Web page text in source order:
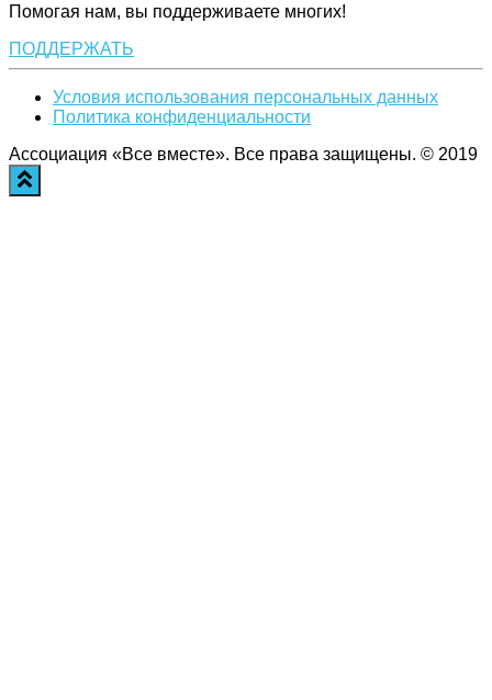
Помогая нам, вы поддерживаете многих!
ПОДДЕРЖАТЬ
Условия использования персональных данных
Политика конфиденциальности
Ассоциация «Все вместе». Все права защищены. © 2019